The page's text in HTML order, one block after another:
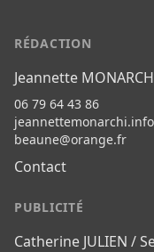
RÉDACTION
Jeannette
06 79 64 43 86
beaune@orange.fr
Contact
PUBLICITÉ
Catherine JULIEN /